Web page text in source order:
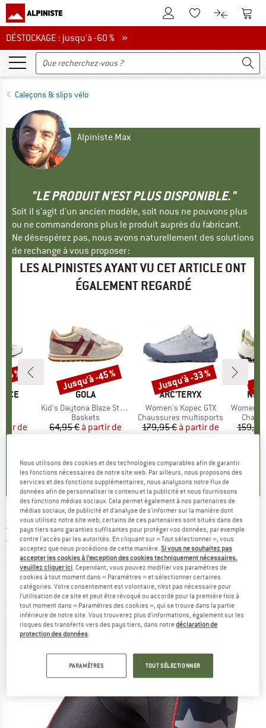
Vers le compte client
Vers la liste
Vers le
DÉSTOCKAGE : jusqu'à -60 %
DÉSTOCKAGE : jusqu'à -60 % »
Caleçons & slips vélo
Alpiniste Max
"LE PRODUIT N'EST PLUS DISPONIBLE."
Soit il s'agit d'un ancien modèle, soit nous ne pouvons plus
ou ne commanderons plus le produit auprès du fabricant.
Ne désespérez pas, nous avons naturellement des solutions
de rechange à vous proposer :
LES ALPINISTES AYANT VU CET ARTICLE ONT
ÉGALEMENT REGARDÉ
réduit
de
%
MARQUE
GOLA
Article
Kid's Daytona Blaze Strap
Product group
Baskets
Prix
64,95 € Prix réduit
à partir de
0,0(0)
Remise
Jusqu'à -45 %
MARQUE
ARC'TERYX
Article
Women's Kopec GTX
Product group
Chaussures multisports
Prix
179,95 € Prix réduit
à partir de
5,0(1)
Remise
Jusqu'à -33 %
Article
Women's
ZIMTSTERN -Ermiz Evo Liner - Sous-
vêtement de cyclisme
(0)
Nous utilisons des cookies et des technologies comparables afin de garantir
les fonctions nécessaires de notre site web. Par ailleurs, nous proposons des
services et des fonctions supplémentaires, nous analysons notre flux de
données afin de personnaliser le contenu et la publicité et nous fournissons
des fonctions médias sociaux. Cela permet également à nos partenaires de
médias sociaux, de publicité et d'analyse de s'informer sur la manière dont
vous utilisez notre site web; certains de ces partenaires sont situés dans des
pays tiers sans garanties suffisantes pour protéger vos données, par exemple
contre l'accès par les autorités. En cliquant sur « Tout sélectionner », vous
acceptez que nous procédions de cette manière.Si vous ne souhaitez pas
accepter les cookies à l’exception des cookies techniquement nécessaires,
veuillez cliquer ici. Cependant, vous pouvez modifier vos paramètres de
cookies à tout moment dans « Paramètres » et sélectionner certaines
catégories. Votre consentement est volontaire, n’est pas nécessaire pour
l’utilisation de ce site et peut être révoqué ou accordé pour la première fois à
tout moment dans « Paramètres des cookies », qui se trouve dans la partie
inférieure de notre site. Vous trouverez plus d'informations, également sur les
risques des transferts vers des pays tiers, dans notredéclaration de
protection des données.
PARAMÈTRES TOUT SÉLECTIONNER